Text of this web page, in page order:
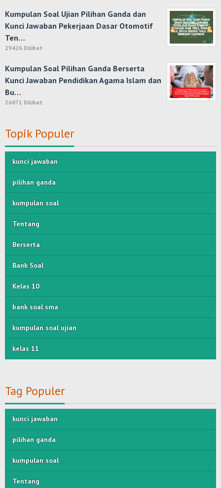
Kumpulan Soal Ujian Pilihan Ganda dan
Kunci Jawaban Pekerjaan Dasar Otomotif
Ten…
29426 Dilihat
Kumpulan Soal Pilihan Ganda Berserta
Kunci Jawaban Pendidikan Agama Islam dan
Bu…
26071 Dilihat
Topik Populer
kunci jawaban
pilihan ganda
kumpulan soal
Tentang
Berserta
Bank Soal
Kelas 10
bank soal sma
kumpulan soal ujian
kelas 11
Tag Populer
kunci jawaban
pilihan ganda
kumpulan soal
Tentang